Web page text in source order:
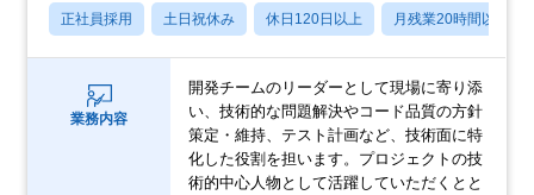
正社員採用 土日祝休み 休日120日以上 月残業20時間以内
業務内容
開発チームのリーダーとして現場に寄り添
い、技術的な問題解決やコード品質の方針
策定・維持、テスト計画など、技術面に特
化した役割を担います。プロジェクトの技
術的中心人物として活躍していただくとと